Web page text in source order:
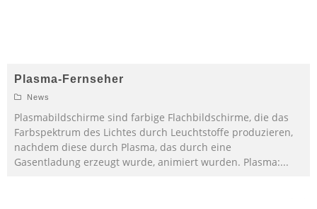
Plasma-Fernseher
News
Plasmabildschirme sind farbige Flachbildschirme, die das
Farbspektrum des Lichtes durch Leuchtstoffe produzieren,
nachdem diese durch Plasma, das durch eine
Gasentladung erzeugt wurde, animiert wurden. Plasma:...